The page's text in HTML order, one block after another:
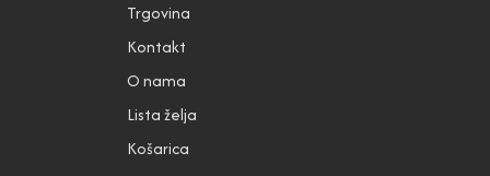
Trgovina
Kontakt
O nama
Lista želja
Košarica